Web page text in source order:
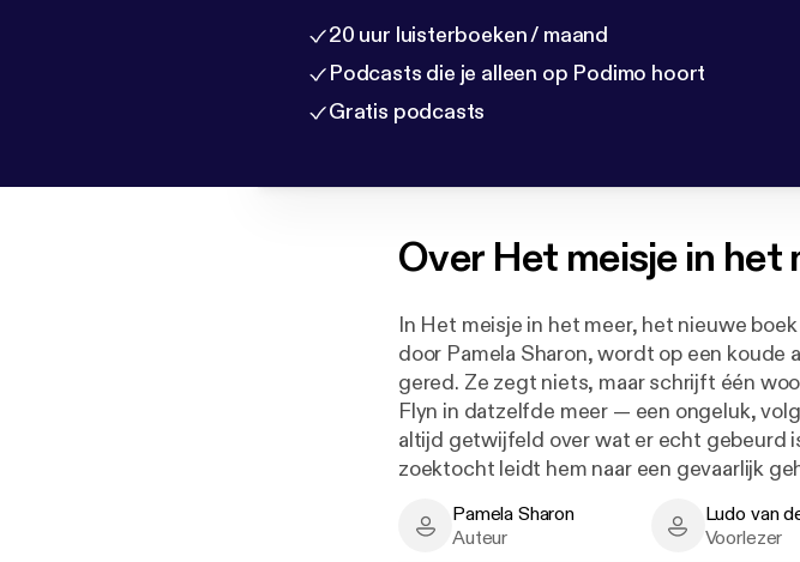
20 uur luisterboeken / maand
Podcasts die je alleen op Podimo hoort
Gratis podcasts
Over Het meisje in het
In Het meisje in het meer, het nieuwe
door Pamela Sharon, wordt op een
gered. Ze zegt niets, maar schrijft één
Flyn in datzelfde meer — een ongeluk,
altijd getwijfeld over wat er echt gebeurd
zoektocht leidt hem naar een gevaarlijk
In de Thrillseekers-reeks verschijnen
Pamela Sharon - Author
Pamela Sharon
Auteur
Ludo van der
Ludo van
Voorlezer